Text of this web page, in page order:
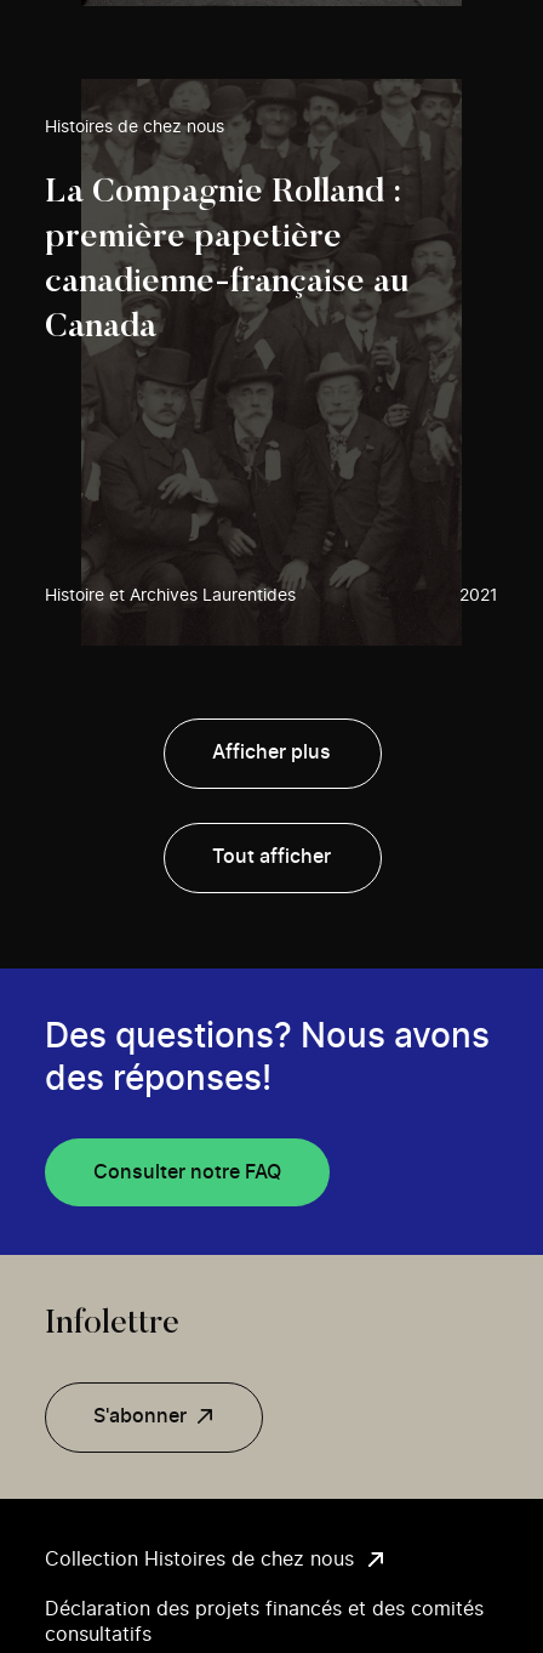
Histoires de chez nous
La Compagnie Rolland :
première papetière
canadienne-française au
Canada
Histoire et Archives Laurentides 2021
Afficher plus
Tout afficher
Collection Histoires de chez nous
Déclaration des projets financés et des comités
consultatifs
Des questions? Nous avons
des réponses!
Consulter notre FAQ
Infolettre
S'abonner